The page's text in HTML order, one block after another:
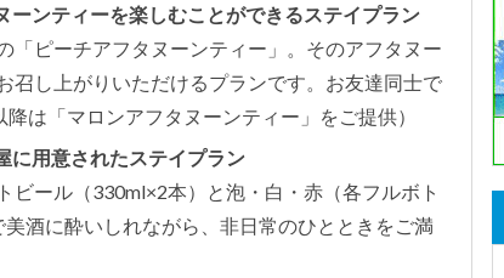
ーンティーを楽しむことができるステイプラン
「ピーチアフタヌーンティー」。そのアフタヌー
召し上がりいただけるプランです。お友達同士で
は「マロンアフタヌーンティー」をご提供）
に用意されたステイプラン
ール（330ml×2本）と泡・白・赤（各フルボト
酒に酔いしれながら、非日常のひとときをご満